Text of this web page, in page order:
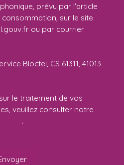
prévu par l'article
consommation, sur le site
ou par courrier
Bloctel, CS 61311, 41013
le traitement de vos
veuillez consulter notre
.